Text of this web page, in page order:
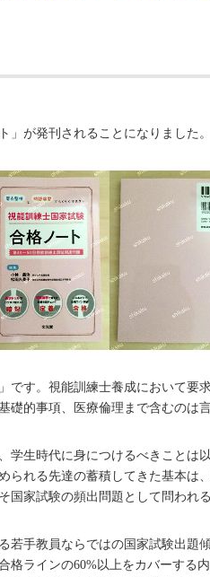
」が発刊されることになりました。
です。視能訓練士養成において要
礎的事項、医療倫理まで含むのは
学生時代に身につけるべきことは
られる先達の蓄積してきた基本は
国家試験の頻出問題として問われ
若手教員ならではの国家試験出題
格ラインの60%以上をカバーする